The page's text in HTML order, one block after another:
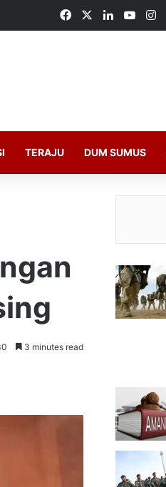
FacebookLinkedIn
TERAJU DUM SUMUS
3 minutes read